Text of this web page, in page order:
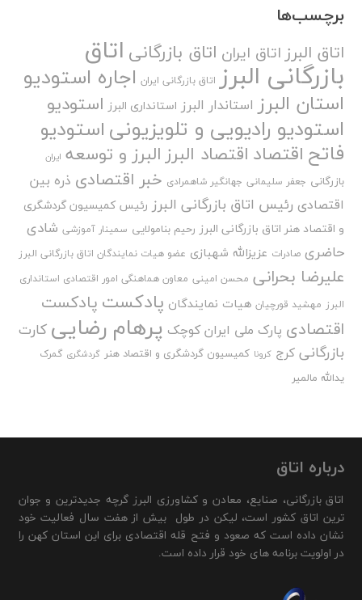
برچسب‌ها
اتاق البرزاتاق ایران اتاق بازرگانی اتاق
بازرگانی البرز اتاق بازرگانی ایران اجاره استودیو
استان البرز استاندار البرز استانداری البرز استودیو
استودیو رادیویی و تلویزیونیاستودیو
فاتح اقتصاد اقتصاد البرزالبرز و توسعه ایران
بازرگانی جعفر سلیمانی جهانگیر شاهمرادی خبر اقتصادی ذره بین
اقتصادی رئیس اتاق بازرگانی البرز رئیس کمیسیون گردشگری
و اقتصاد هنر اتاق بازرگانی البرز رحیم بنامولایی سمینار آموزشی شادی
حاضری صادرات عزیزالله شهبازی عضو هیات نمایندگان اتاق بازرگانی البرز
علیرضا بحرانی محسن امینی معاون هماهنگی امور اقتصادی استانداری
البرز مهشید قورچیان هیات نمایندگان پادکست پادکست
اقتصادی پارک ملی ایران کوچک پرهام رضایی کارت
بازرگانی کرج کرونا کمیسیون گردشگری و اقتصاد هنر گردشگری گمرک
یدالله مالمیر
درباره اتاق
اتاق بازرگانی، صنایع، معادن و کشاورزی البرز گرچه جدیدترین و جوان
ترین اتاق کشور است، لیکن در طول بیش از هفت سال فعالیت خود
نشان داده است که صعود و فتح قله اقتصادی برای این استان کهن را
در اولویت برنامه های خود قرار داده است.